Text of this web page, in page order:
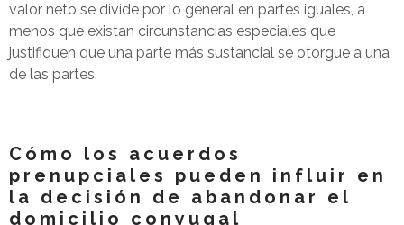
valor neto se divide por lo general en partes iguales, a
menos que existan circunstancias especiales que
justifiquen que una parte más sustancial se otorgue a una
de las partes.
Cómo los acuerdos
prenupciales pueden influir en
la decisión de abandonar el
domicilio conyugal